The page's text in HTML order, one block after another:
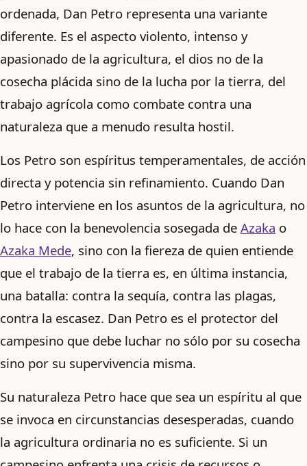
ordenada, Dan Petro representa una variante
diferente. Es el aspecto violento, intenso y
apasionado de la agricultura, el dios no de la
cosecha plácida sino de la lucha por la tierra, del
trabajo agrícola como combate contra una
naturaleza que a menudo resulta hostil.
Los Petro son espíritus temperamentales, de acción
directa y potencia sin refinamiento. Cuando Dan
Petro interviene en los asuntos de la agricultura, no
lo hace con la benevolencia sosegada de Azaka o
Azaka Mede, sino con la fiereza de quien entiende
que el trabajo de la tierra es, en última instancia,
una batalla: contra la sequía, contra las plagas,
contra la escasez. Dan Petro es el protector del
campesino que debe luchar no sólo por su cosecha
sino por su supervivencia misma.
Su naturaleza Petro hace que sea un espíritu al que
se invoca en circunstancias desesperadas, cuando
la agricultura ordinaria no es suficiente. Si un